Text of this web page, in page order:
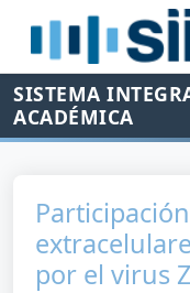
SISTEMA
ACADÉMICA
por el virus